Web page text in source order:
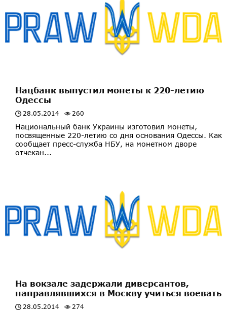
Нацбанк выпустил монеты к 220-летию
Одессы
28.05.2014 260
Национальный банк Украины изготовил монеты,
посвященные 220-летию со дня основания Одессы. Как
сообщает пресс-служба НБУ, на монетном дворе
отчекан...
На вокзале задержали диверсантов,
направлявшихся в Москву учиться воевать
28.05.2014 274